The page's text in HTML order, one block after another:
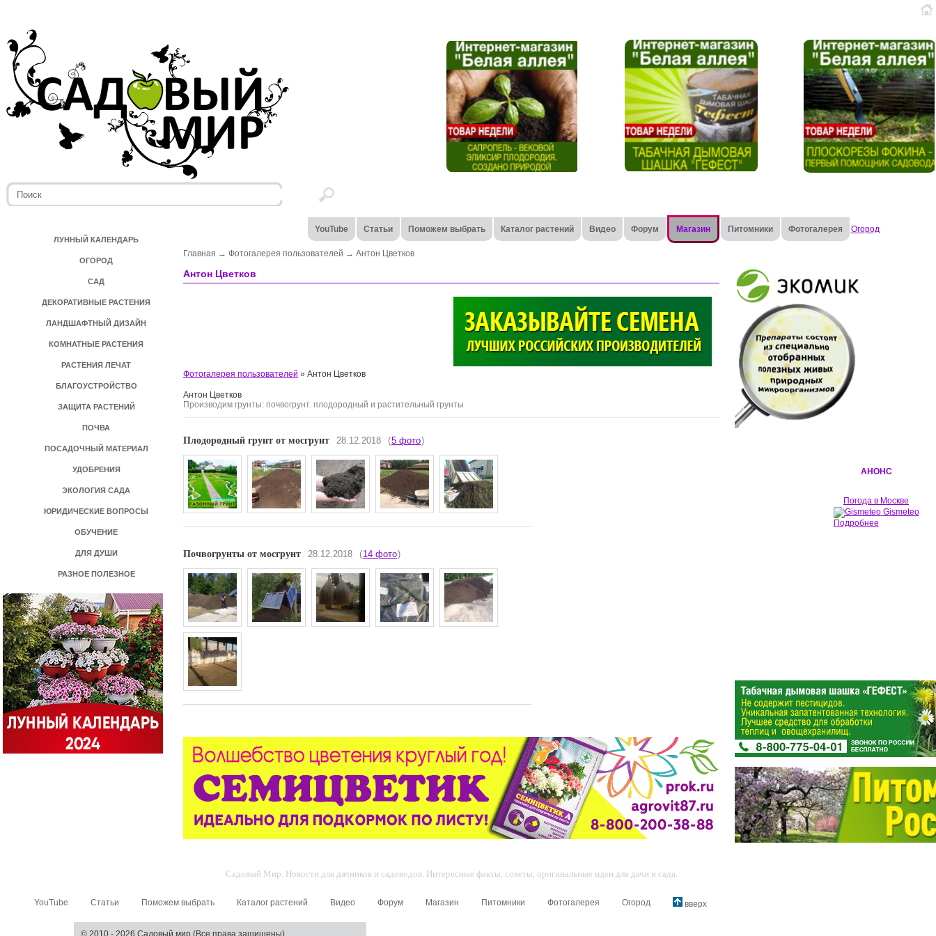
ЛУННЫЙ КАЛЕНДАРЬ
ОГОРОД
САД
ДЕКОРАТИВНЫЕ РАСТЕНИЯ
ЛАНДШАФТНЫЙ ДИЗАЙН
КОМНАТНЫЕ РАСТЕНИЯ
РАСТЕНИЯ ЛЕЧАТ
БЛАГОУСТРОЙСТВО
ЗАЩИТА РАСТЕНИЙ
ПОЧВА
ПОСАДОЧНЫЙ МАТЕРИАЛ
УДОБРЕНИЯ
ЭКОЛОГИЯ САДА
ЮРИДИЧЕСКИЕ ВОПРОСЫ
ОБУЧЕНИЕ
ДЛЯ ДУШИ
РАЗНОЕ ПОЛЕЗНОЕ
YouTube Статьи Поможем выбрать Каталог растений Видео Форум Магазин Питомники Фотогалерея Огород
Главная → Фотогалерея пользователей → Антон Цветков
Антон Цветков
Фотогалерея пользователей » Антон Цветков
Антон Цветков
Производим грунты: почвогрунт. плодородный и растительный грунты
Плодородный грунт от мосгрунт 28.12.2018 (5 фото)
Почвогрунты от мосгрунт 28.12.2018 (14 фото)
Садовый Мир. Новости для дачников и садоводов. Интересные факты, советы, оригинальные идеи для дачи и сада.
АНОНС
Погода в Москве
Gismeteo
Подробнее
YouTube Статьи Поможем выбрать Каталог растений Видео Форум Магазин Питомники Фотогалерея Огород вверх
© 2010 - 2026 Садовый мир (Все права защищены)